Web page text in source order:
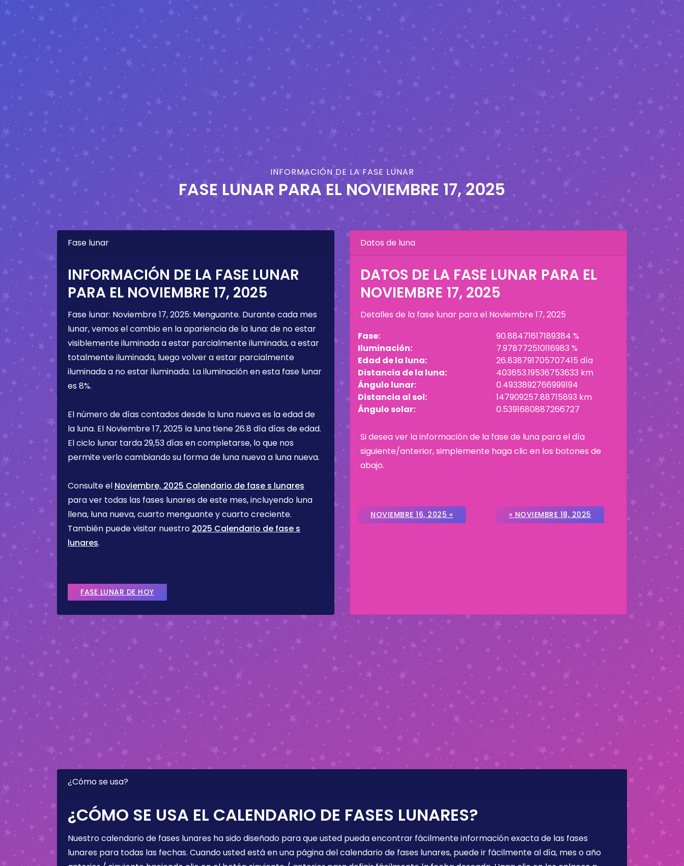
INFORMACIÓN DE LA FASE LUNAR
FASE LUNAR PARA EL NOVIEMBRE 17, 2025
Fase lunar
INFORMACIÓN DE LA FASE LUNAR
PARA EL NOVIEMBRE 17, 2025
Fase lunar: Noviembre 17, 2025: Menguante. Durante cada mes
lunar, vemos el cambio en la apariencia de la luna: de no estar
visiblemente iluminada a estar parcialmente iluminada, a estar
totalmente iluminada, luego volver a estar parcialmente
iluminada a no estar iluminada. La iluminación en esta fase lunar
es 8%.
El número de días contados desde la luna nueva es la edad de
la luna. El Noviembre 17, 2025 la luna tiene26.8 díadías de edad.
El ciclo lunar tarda 29,53 días en completarse, lo que nos
permite verlo cambiando su forma de luna nueva a luna nueva.
Consulte el Noviembre, 2025 Calendario de fase s lunares
para ver todas las fases lunares de este mes, incluyendo luna
llena, luna nueva, cuarto menguante y cuarto creciente.
También puede visitar nuestro 2025 Calendario de fase s
lunares.
FASE LUNAR DE HOY
Datos de luna
DATOS DE LA FASE LUNAR PARA EL
NOVIEMBRE 17, 2025
Detalles de la fase lunar para el Noviembre 17, 2025
Fase:
90.88471617189384 %
Iluminación:
7.978772510116983 %
Edad de la luna:
26.838791705707415 día
Distancia de la luna:
403653.19536753633 km
Ángulo lunar:
0.4933892766999194
Distancia al sol:
147909257.88715893 km
Ángulo solar:
0.5391680887266727
Si desea ver la información de la fase de luna para el día
siguiente/anterior, simplemente haga clic en los botones de
abajo.
NOVIEMBRE 16, 2025 « » NOVIEMBRE 18, 2025
¿Cómo se usa?
¿CÓMO SE USA EL CALENDARIO DE FASES LUNARES?
Nuestro calendario de fases lunares ha sido diseñado para que usted pueda encontrar fácilmente información exacta de las fases
lunares para todas las fechas. Cuando usted está en una página del calendario de fases lunares, puede ir fácilmente al día, mes o año